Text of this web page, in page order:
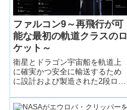
ファルコン9～再飛行が可
能な最初の軌道クラスのロ
ケット～
衛星とドラゴン宇宙船を軌道上
に確実かつ安全に輸送するため
に設計および製造された2段ロケ
道クラスのロケット。